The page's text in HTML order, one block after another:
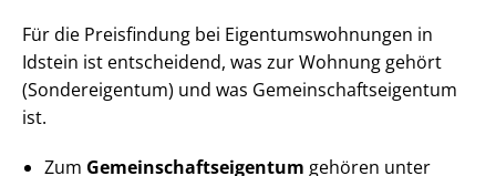
Für die Preisfindung bei Ei­gen­tums­woh­nun­gen in
Idstein ist entscheidend, was zur Wohnung gehört
(Sondereigentum) und was Ge­mein­schafts­ei­gen­tum
ist.
Zum Ge­mein­schafts­ei­gen­tum gehören unter